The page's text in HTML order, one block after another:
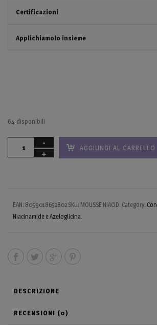
Certificazioni
Applichiamolo insieme
64 disponibili
AGGIUNGI AL CARRELLO
EAN: 8059018652802 SKU: MOUSSE NIACID. Category:
Niacinamide e Azeloglicina.
DESCRIZIONE
RECENSIONI (0)